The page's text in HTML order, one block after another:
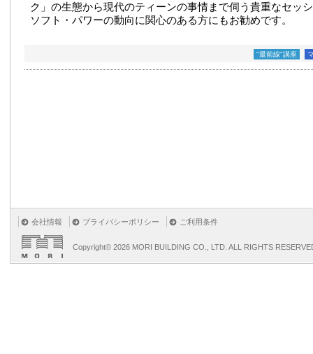
ク」の生態から現代のティーンの事情まで伺う貴重なセッ
ソフト・パワーの動向に関心のある方にもお勧めです。
"最前線"講座
会社情報 プライバシーポリシー ご利用条件
Copyright© 2026 MORI BUILDING CO., LTD. ALL RIGHTS